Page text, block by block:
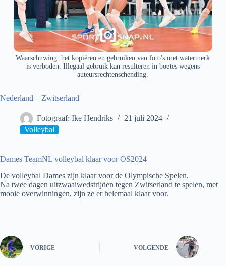
Waarschuwing: het kopiëren en gebruiken van foto's met watermerk
is verboden. Illegaal gebruik kan resulteren in boetes wegens
auteursrechtenschending.
Nederland – Zwitserland
Fotograaf: Ike Hendriks
21 juli 2024
Volleybal
Dames TeamNL volleybal klaar voor OS2024
De volleybal Dames zijn klaar voor de Olympische Spelen.
Na twee dagen uitzwaaiwedstrijden tegen Zwitserland te spelen, met
mooie overwinningen, zijn ze er helemaal klaar voor.
VORIGE VOLGENDE